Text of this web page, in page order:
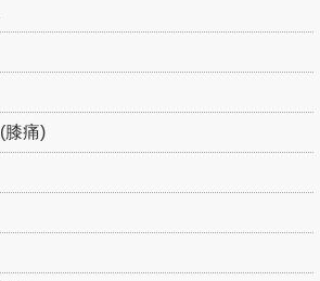
膝痛)